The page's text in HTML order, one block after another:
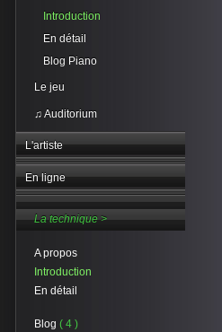
Introduction
En détail
Blog Piano
Le jeu
♫ Auditorium
L'artiste
En ligne
La technique >
A propos
Introduction
En détail
Blog ( 4 )